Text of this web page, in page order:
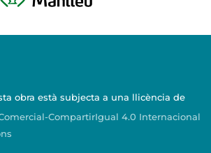
obra està subjecta a una llicència de
CompartirIgual 4.0 Internacional